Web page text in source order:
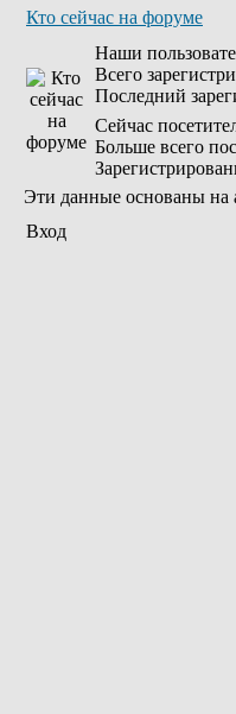
Кто сейчас на форуме
Наши
Всего
Последний
Сейчас
Больше всего
Эти данные основаны на
Вход